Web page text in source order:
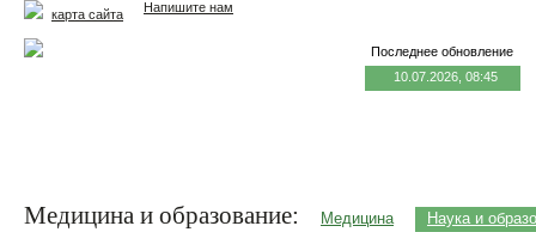
Напишите нам
карта сайта
Последнее обновление
10.07.2026, 08:45
Медицина и образование: Медицина Наука и